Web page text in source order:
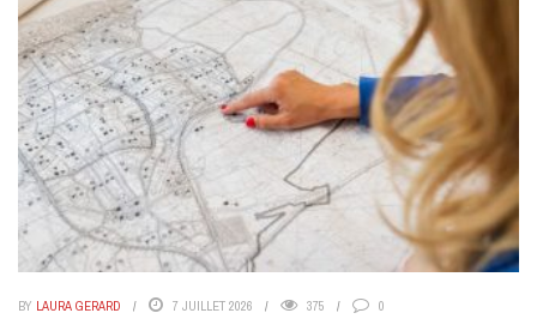
BY LAURA GERARD 7 JUILLET 2026 375 0